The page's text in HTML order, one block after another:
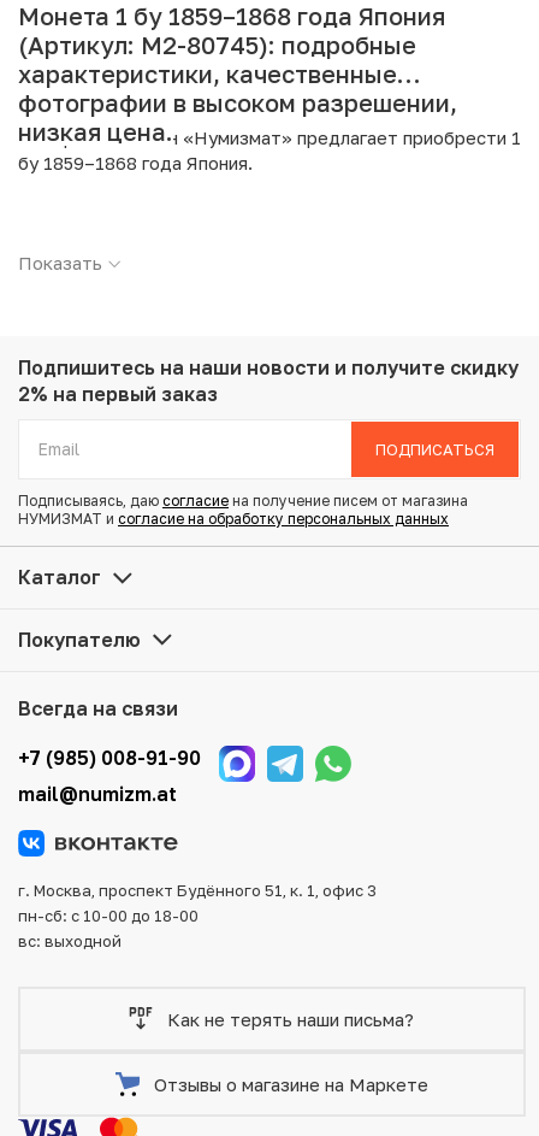
Монета 1 бу 1859–1868 года Япония
(Артикул: M2-80745): подробные
характеристики, качественные
фотографии в высоком разрешении,
низкая цена.
Интернет магазин «Нумизмат» предлагает приобрести 1
бу 1859–1868 года Япония.
Страна: Япония
Проба: 873
Вес: 8.69 г
Состояние: XF
Купить 1 бу 1859–1868 года Япония по привлекательной
цене можно в нашем интернет-магазине — Вам
достаточно оформить заказ на сайте. Все монеты,
Для вашего удобства представлены несколько способов
оплаты и доставки заказа. Все отправления надежно и
тщательно упаковываются, что исключает возможность
повреждения во время доставки.
Показать
Подпишитесь на наши новости и получите скидку
2% на первый заказ
ПОДПИСАТЬСЯ
Подписываясь, даю согласие на получение писем от магазина
НУМИЗМАТ и согласие на обработку персональных данных
Каталог
Покупателю
Всегда на связи
+7 (985) 008-91-90
mail@numizm.at
г. Москва, проспект Будённого 51, к. 1, офис 3
пн-сб: с 10-00 до 18-00
вс: выходной
Как не терять наши письма?
Отзывы о магазине на Маркете